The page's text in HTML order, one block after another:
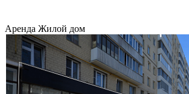
Аренда Жилой дом